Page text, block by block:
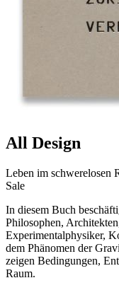
All Design
Leben im schwerelosen
Sale
In diesem Buch
Philosophen,
Experimentalphysiker,
dem Phänomen der
zeigen Bedingungen,
Raum.